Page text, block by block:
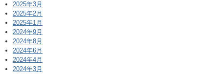
2025年3月
2025年2月
2025年1月
2024年9月
2024年8月
2024年6月
2024年4月
2024年3月